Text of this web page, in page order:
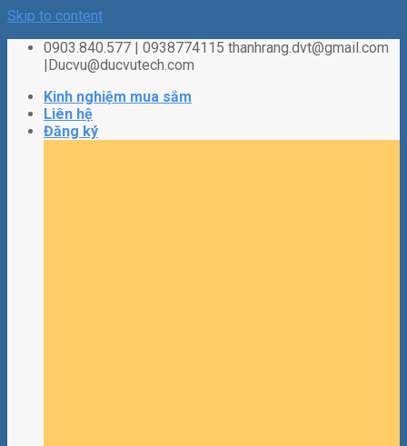
Skip to content
0903.840.577 | 0938774115 thanhrang.dvt@gmail.com
|Ducvu@ducvutech.com
Kinh nghiệm mua sắm
Liên hệ
Đăng ký